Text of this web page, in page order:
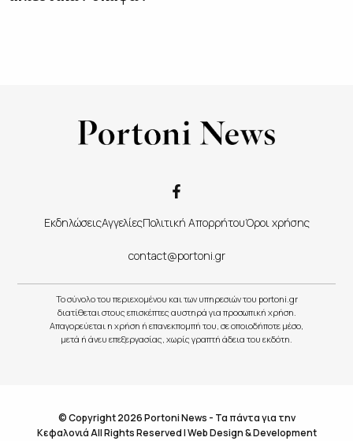
ΕκδηλώσειςΑγγελίεςΠολιτική ΑπορρήτουΌροι χρήσης
contact@portoni.gr
Το σύνολο του περιεχομένου και των υπηρεσιών του portoni.gr
διατίθεται στους επισκέπτες αυστηρά για προσωπική χρήση.
Απαγορεύεται η χρήση ή επανεκπομπή του, σε οποιοδήποτε μέσο,
μετά ή άνευ επεξεργασίας, χωρίς γραπτή άδεια του εκδότη.
© Copyright 2026 Portoni News - Τα πάντα για την
Κεφαλονιά All Rights Reserved |Web Design & Development